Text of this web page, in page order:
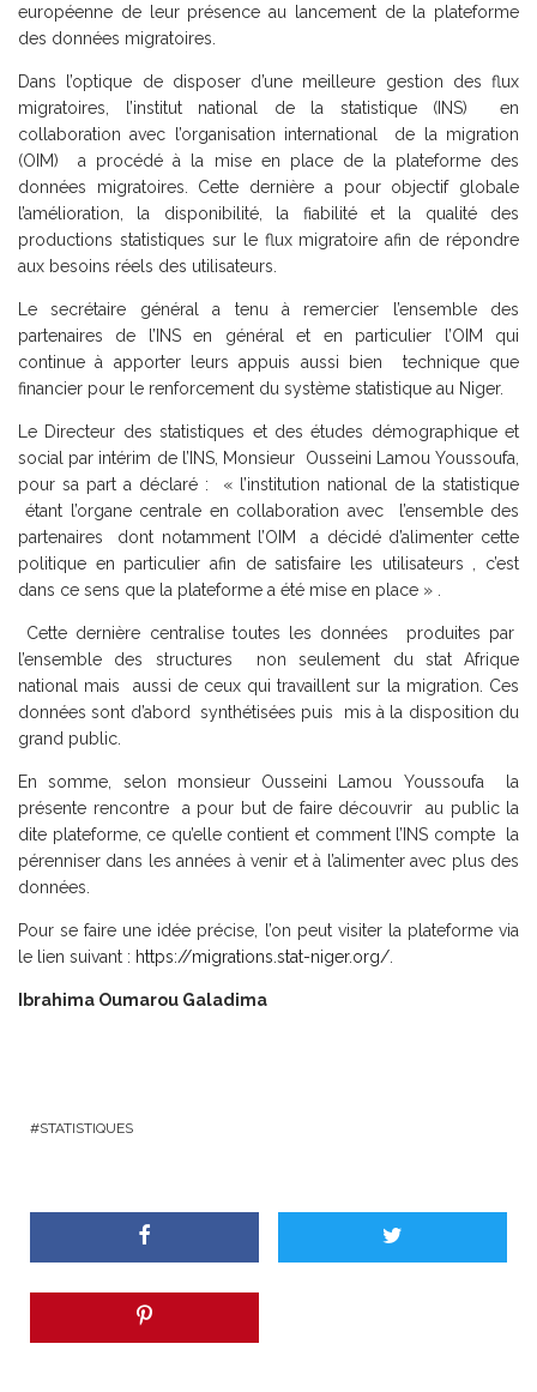
européenne de leur présence au lancement de la plateforme
des données migratoires.
Dans l’optique de disposer d’une meilleure gestion des flux
migratoires, l’institut national de la statistique (INS) en
collaboration avec l’organisation international de la migration
(OIM) a procédé à la mise en place de la plateforme des
données migratoires. Cette dernière a pour objectif globale
l’amélioration, la disponibilité, la fiabilité et la qualité des
productions statistiques sur le flux migratoire afin de répondre
aux besoins réels des utilisateurs.
Le secrétaire général a tenu à remercier l’ensemble des
partenaires de l’INS en général et en particulier l’OIM qui
continue à apporter leurs appuis aussi bien technique que
financier pour le renforcement du système statistique au Niger.
Le Directeur des statistiques et des études démographique et
social par intérim de l’INS, Monsieur Ousseini Lamou Youssoufa,
pour sa part a déclaré : « l’institution national de la statistique
étant l’organe centrale en collaboration avec l’ensemble des
partenaires dont notamment l’OIM a décidé d’alimenter cette
politique en particulier afin de satisfaire les utilisateurs , c’est
dans ce sens que la plateforme a été mise en place » .
Cette dernière centralise toutes les données produites par
l’ensemble des structures non seulement du stat Afrique
national mais aussi de ceux qui travaillent sur la migration. Ces
données sont d’abord synthétisées puis mis à la disposition du
grand public.
En somme, selon monsieur Ousseini Lamou Youssoufa la
présente rencontre a pour but de faire découvrir au public la
dite plateforme, ce qu’elle contient et comment l’INS compte la
pérenniser dans les années à venir et à l’alimenter avec plus des
données.
Pour se faire une idée précise, l’on peut visiter la plateforme via
le lien suivant : https://migrations.stat-niger.org/
Ibrahima Oumarou Galadima
STATISTIQUES